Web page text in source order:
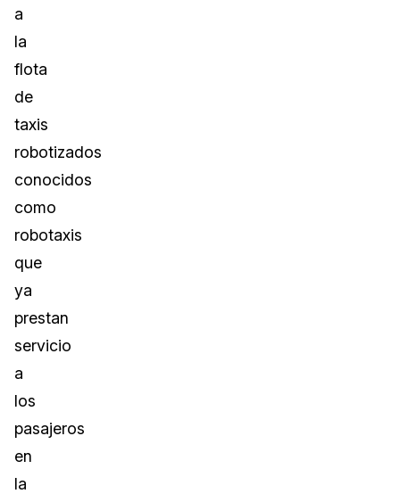
a
la
flota
de
taxis
robotizados
conocidos
como
robotaxis
que
ya
prestan
servicio
a
los
pasajeros
en
la